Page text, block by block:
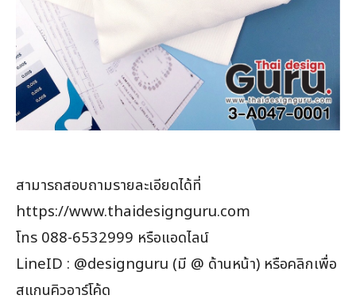
สามารถสอบถามรายละเอียดได้ที่
https://www.thaidesignguru.com
โทร 088-6532999 หรือแอดไลน์
LineID : @designguru (มี @ ด้านหน้า) หรือคลิกเพื่อ
สแกนคิวอาร์โค้ด